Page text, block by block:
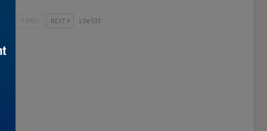
NEXT 1 De 533